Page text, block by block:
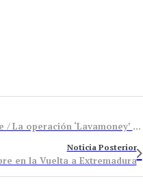
VÍDEO. Así se hace con su botín un grupo criminal en una lavandería de Bembibre / La operación ‘Lavamoney’ ha permitido su desarticulación
Noticia Posterior
en la Vuelta a Extremadura